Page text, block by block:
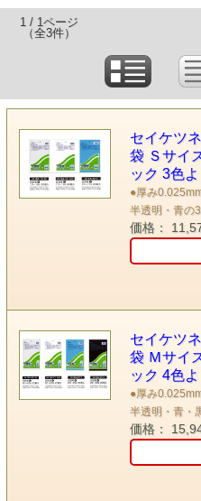
1 / 1ページ
（全3件）
セイケツ
袋 Ｓサイ
ック 3色
●厚み
半透明・青の
価格：
セイケツ
袋 Ｍサイ
ック 4色
●厚み
半透明・青・
価格：